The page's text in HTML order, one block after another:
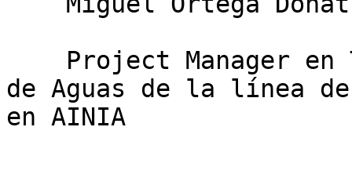
de Aguas de la línea
en AINIA